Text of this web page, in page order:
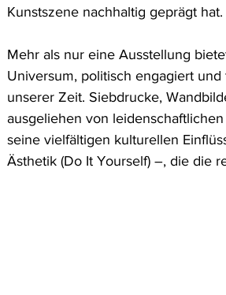
Kunstszene nachhaltig geprägt hat.
Mehr als nur eine Ausstellung
Universum, politisch engagiert
unserer Zeit. Siebdrucke,
ausgeliehen von
seine vielfältigen kulturellen
Ästhetik (Do It Yourself) –, die die